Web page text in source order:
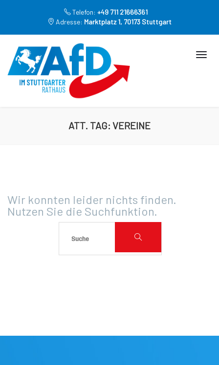
Telefon: +49 711 21666361
Adresse: Marktplatz 1, 70173 Stuttgart
ATT. TAG: VEREINE
Wir konnten leider nichts finden.
Nutzen Sie die Suchfunktion.